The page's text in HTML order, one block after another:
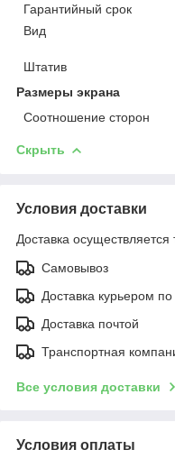
Гарантийный срок
Вид
Штатив
Размеры экрана
Соотношение сторон
Скрыть
Условия доставки
Доставка осуществляется
Самовывоз
Доставка курьером
Доставка почтой
Транспортная
Все условия доставки
Условия оплаты